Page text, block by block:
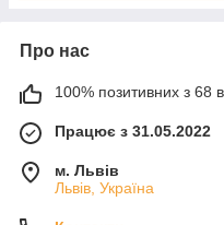
Про нас
100% позитивних з 68
Працює з 31.05.2022
м. Львів
Львів, Україна